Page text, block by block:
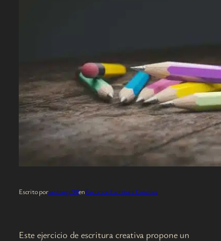
Escrito porsantoago90enRecursos Escritura Creativa
Este ejercicio de escritura creativa propone un